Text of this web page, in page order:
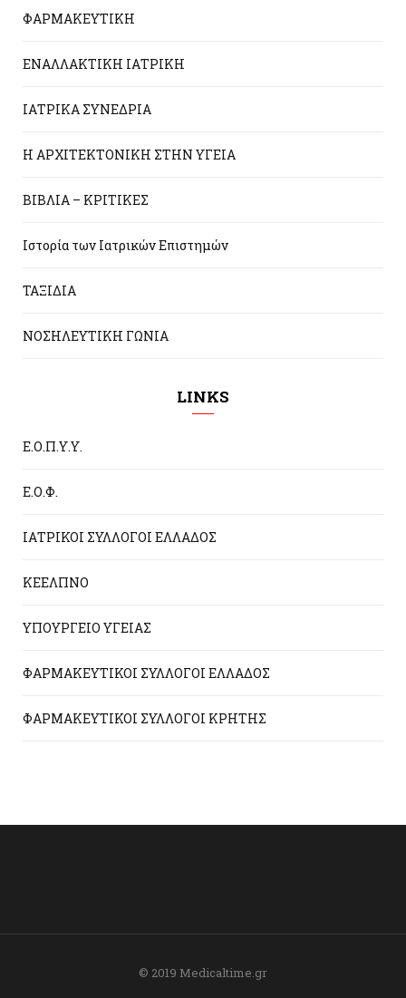
ΦΑΡΜΑΚΕΥΤΙΚΗ
ΕΝΑΛΛΑΚΤΙΚΗ ΙΑΤΡΙΚΗ
ΙΑΤΡΙΚΑ ΣΥΝΕΔΡΙΑ
Η ΑΡΧΙΤΕΚΤΟΝΙΚΗ ΣΤΗΝ ΥΓΕΙΑ
ΒΙΒΛΙΑ – ΚΡΙΤΙΚΕΣ
Ιστορία των Ιατρικών Επιστημών
ΤΑΞΙΔΙΑ
ΝΟΣΗΛΕΥΤΙΚΗ ΓΩΝΙΑ
LINKS
Ε.Ο.Π.Υ.Υ.
Ε.Ο.Φ.
ΙΑΤΡΙΚΟΙ ΣΥΛΛΟΓΟΙ ΕΛΛΑΔΟΣ
ΚΕΕΛΠΝΟ
ΥΠΟΥΡΓΕΙΟ ΥΓΕΙΑΣ
ΦΑΡΜΑΚΕΥΤΙΚΟΙ ΣΥΛΛΟΓΟΙ ΕΛΛΑΔΟΣ
ΦΑΡΜΑΚΕΥΤΙΚΟΙ ΣΥΛΛΟΓΟΙ ΚΡΗΤΗΣ
© 2019 Medicaltime.gr